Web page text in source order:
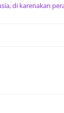
di karenakan